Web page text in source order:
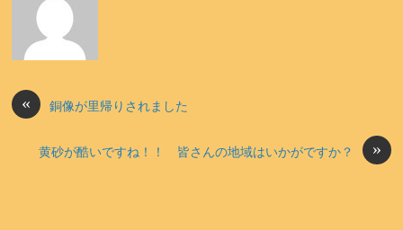
« 銅像が里帰りされました
»
黄砂が酷いですね！！ 皆さんの地域はいかがですか？